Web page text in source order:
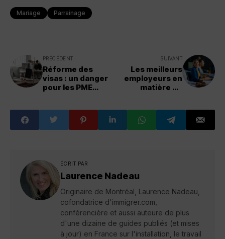
Mariage Parrainage
PRÉCÉDENT
Réforme des
visas : un danger
pour les PME
SUIVANT
Les meilleurs
employeurs en
matière de
ÉCRIT PAR
Laurence Nadeau
Originaire de Montréal, Laurence Nadeau,
cofondatrice d'immigrer.com,
conférencière et aussi auteure de plus
d'une dizaine de guides publiés (et mises
à jour) en France sur l'installation, le travail